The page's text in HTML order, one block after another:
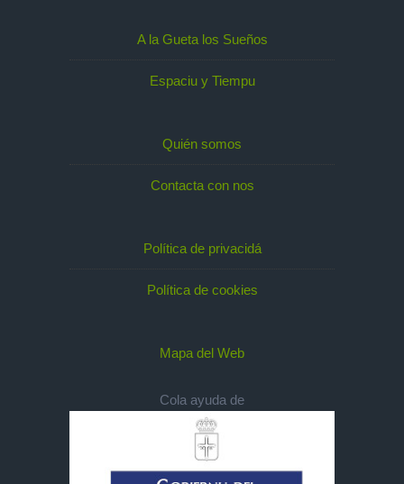
A la Gueta los Sueños
Espaciu y Tiempu
Quién somos
Contacta con nos
Política de privacidá
Política de cookies
Mapa del Web
Cola ayuda de